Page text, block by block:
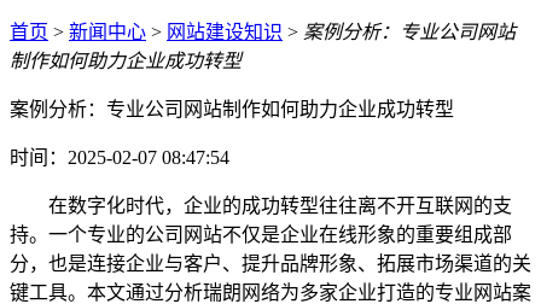
首页 > 新闻中心 > 网站建设知识 > 案例分析：专业公司网站
制作如何助力企业成功转型
案例分析：专业公司网站制作如何助力企业成功转型
时间：2025-02-07 08:47:54
在数字化时代，企业的成功转型往往离不开互联网的支
持。一个专业的公司网站不仅是企业在线形象的重要组成部
分，也是连接企业与客户、提升品牌形象、拓展市场渠道的关
键工具。本文通过分析瑞朗网络为多家企业打造的专业网站案